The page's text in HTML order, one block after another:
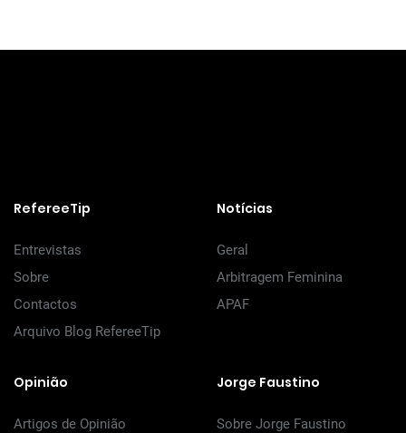
RefereeTip
Entrevistas
Sobre
Contactos
Arquivo Blog RefereeTip
Notícias
Geral
Arbitragem Feminina
APAF
Opinião
Artigos de Opinião
Jorge Faustino
Sobre Jorge Faustino